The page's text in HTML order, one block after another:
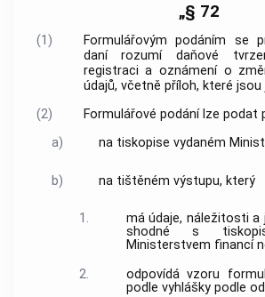
„§ 72
(1)
Formulářovým podáním se
daní rozumí daňové
registraci a oznámení o
údajů, včetně příloh, které
(2)
Formulářové podání lze podat
a)
na tiskopise vydaném
b) na tištěném výstupu, který
1.
má údaje, náležitosti a
shodné s
Ministerstvem financí
2.
odpovídá vzoru
podle vyhlášky podle